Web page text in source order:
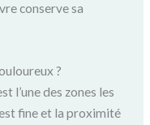
conserve sa
?
l’une des zones les
fine et la proximité